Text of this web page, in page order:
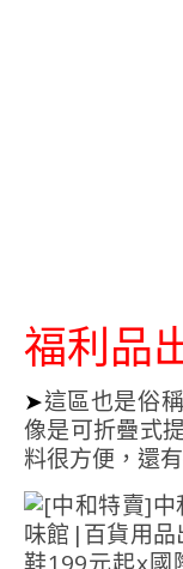
福利品
➤這區也是俗
像是可折疊式
料很方便，還